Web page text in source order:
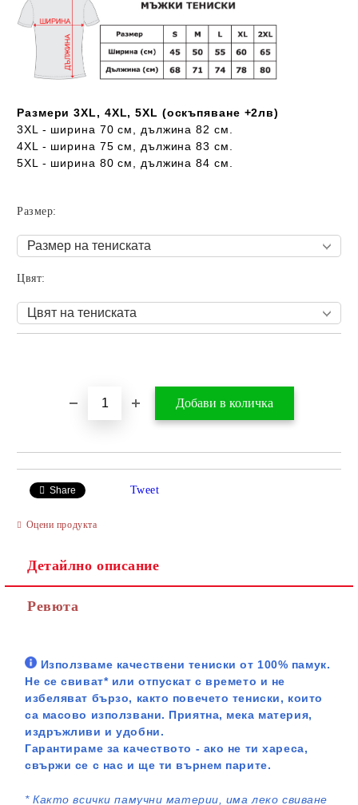
Размери 3XL, 4XL, 5XL (оскъпяване +2лв)
3XL - ширина 70 см, дължина 82 см.
4XL - ширина 75 см, дължина 83 см.
5XL - ширина 80 см, дължина 84 см.
Размер:
Цвят:
Share Tweet
Оцени продукта
Детайлно описание
Ревюта
Използваме качествени тениски от 100% памук.
Не се свиват* или отпускат с времето и не
избеляват бързо, както повечето тениски, които
са масово използвани. Приятна, мека материя,
издръжливи и удобни.
Гарантираме за качеството - ако не ти хареса,
свържи се с нас и ще ти върнем парите.
*Както всички памучни материи, има леко свиване